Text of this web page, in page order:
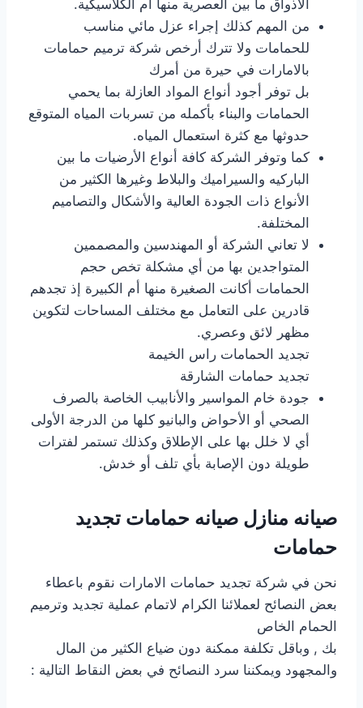
الأذواق ما بين العصرية منها أم الكلاسيكية.
من المهم كذلك إجراء عزل مائي مناسب
للحمامات ولا تترك أرخص شركة ترميم حمامات
بالامارات في حيرة من أمرك
بل توفر أجود أنواع المواد العازلة بما يحمي
الحمامات والبناء بأكمله من تسربات المياه المتوقع
حدوثها مع كثرة استعمال المياه.
كما وتوفر الشركة كافة أنواع الأرضيات ما بين
الباركيه والسيراميك والبلاط وغيرها الكثير من
الأنواع ذات الجودة العالية والأشكال والتصاميم
المختلفة.
لا تعاني الشركة أو المهندسين والمصممين
المتواجدين بها من أي مشكلة تخص حجم
الحمامات أكانت الصغيرة منها أم الكبيرة إذ تجدهم
قادرين على التعامل مع مختلف المساحات لتكوين
مظهر لائق وعصري.
تجديد الحمامات راس الخيمة
تجديد حمامات الشارقة
جودة خام المواسير والأنابيب الخاصة بالصرف
الصحي أو الأحواض والبانيو كلها من الدرجة الأولى
أي لا خلل بها على الإطلاق وكذلك تستمر لفترات
طويلة دون الإصابة بأي تلف أو خدش.
صيانه منازل صيانه حمامات تجديد
حمامات
نحن في شركة تجديد حمامات الامارات نقوم باعطاء
بعض النصائح لعملائنا الكرام لاتمام عملية تجديد وترميم
الحمام الخاص
بك , وباقل تكلفة ممكنة دون ضياع الكثير من المال
والمجهود ويمكننا سرد النصائح في بعض النقاط التالية :